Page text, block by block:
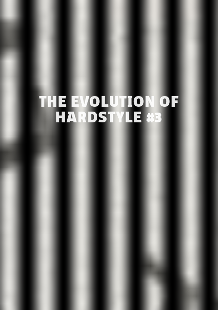
THE EVOLUTION OF
HARDSTYLE #3